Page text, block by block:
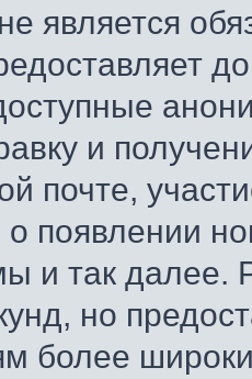
является
и
почте,
появлении
и так далее.
но
более